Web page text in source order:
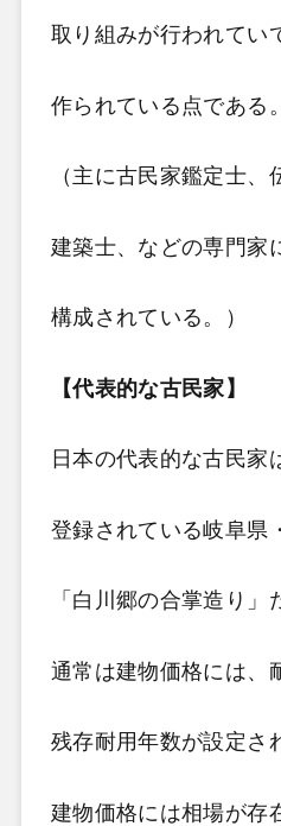
取り組みが行われてい
作られている点である。
（主に古民家鑑定士、
建築士、などの専門家
構成されている。）
【代表的な古民家】
日本の代表的な古民家
登録されている岐阜県
「白川郷の合掌造り」
通常は建物価格には、
残存耐用年数が設定さ
建物価格には相場が存